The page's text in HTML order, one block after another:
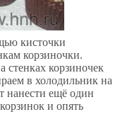
кисточки
корзиночки.
стенках корзиночек
в холодильник на
нанести ещё один
и опять